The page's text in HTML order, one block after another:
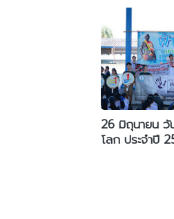
26 มิถุนายน วั
โลก ประจำปี